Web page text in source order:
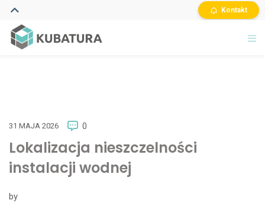
Kontakt
31 MAJA 2026 0
Lokalizacja nieszczelności
instalacji wodnej
by